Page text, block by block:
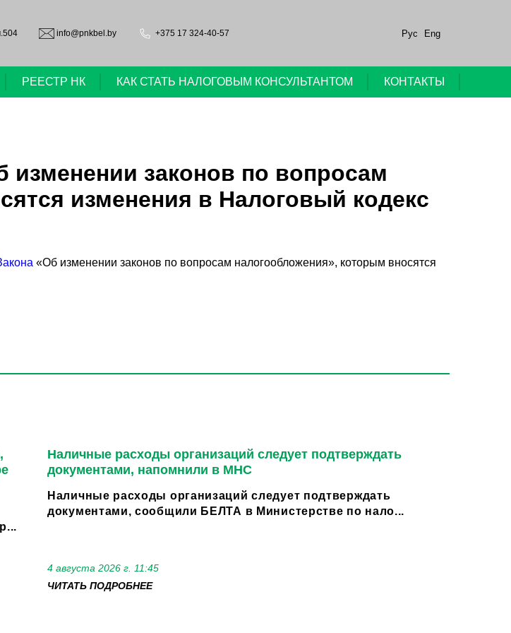
info@pnkbel.by +375 17 324-40-57 Рус Eng
РЕЕСТР НК КАК СТАТЬ НАЛОГОВЫМ КОНСУЛЬТАНТОМ КОНТАКТЫ
законов по вопросам
изменения в Налоговый кодекс
«Об изменении законов по вопросам налогообложения», которым вносятся
Наличные расходы организаций следует подтверждать
документами, напомнили в МНС
Наличные расходы организаций следует подтверждать
документами, сообщили БЕЛТА в Министерстве по нало...
4 августа 2026 г. 11:45
ЧИТАТЬ ПОДРОБНЕЕ